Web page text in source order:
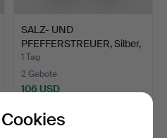
SALZ- UND
PFEFFERSTREUER, Silber,
Rokoko-S…
1 Tag
2 Gebote
106 USD